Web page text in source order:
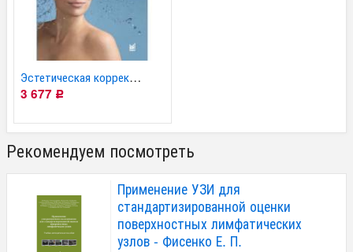
Эстетическая коррекция...
3 677 Р
Рекомендуем посмотреть
Применение УЗИ для
стандартизированной оценки
поверхностных лимфатических
узлов - Фисенко Е. П.